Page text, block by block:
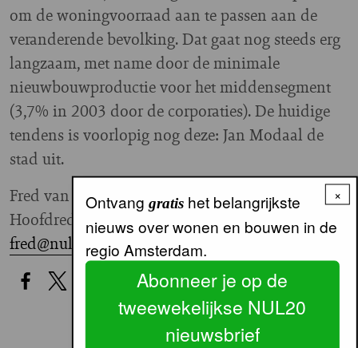
om de woningvoorraad aan te passen aan de
veranderende bevolking. Dat gaat nog steeds erg
langzaam, met name door de minimale
nieuwbouwproductie voor het middensegment
(3,7% in 2003 door de corporaties). De huidige
tendens is voorlopig nog deze: Jan Modaal de
stad uit.
Fred van der Molen
Hoofdredacteur
fred@nul20.nl
×
Ontvang gratishet belangrijkste
nieuws over wonen en bouwen in de
regio Amsterdam.
Abonneer je op de
tweewekelijkse NUL20
nieuwsbrief